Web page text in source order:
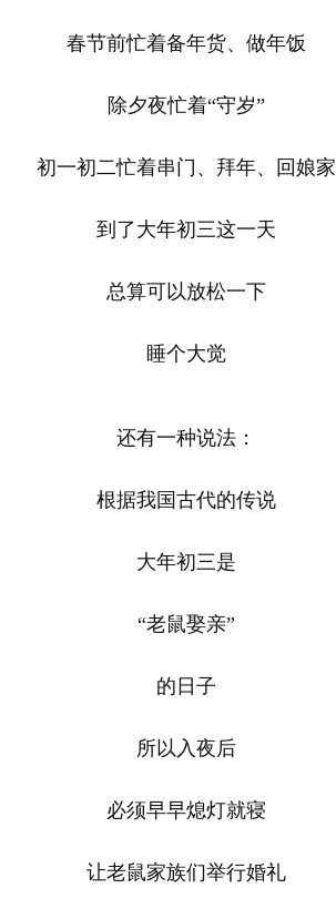
春节前忙着备年货、做年饭
除夕夜忙着“守岁”
初一初二忙着串门、拜年、回娘家
到了大年初三这一天
总算可以放松一下
睡个大觉
还有一种说法：
根据我国古代的传说
大年初三是
“老鼠娶亲”
的日子
所以入夜后
必须早早熄灯就寝
让老鼠家族们举行婚礼